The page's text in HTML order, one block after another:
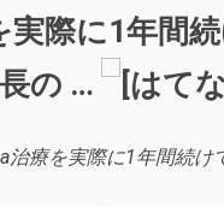
実際に1年間
の …
治療を実際に1年間続け